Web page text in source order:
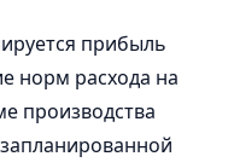
прибыль
норм расхода на
производства